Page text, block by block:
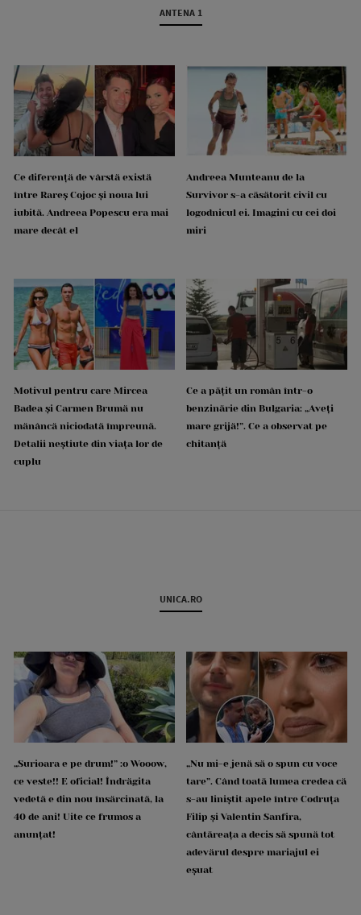
ANTENA 1
Ce diferență de vârstă există
între Rareș Cojoc și noua lui
iubită. Andreea Popescu era mai
mare decât el
Andreea Munteanu de la
Survivor s-a căsătorit civil cu
logodnicul ei. Imagini cu cei doi
miri
Motivul pentru care Mircea
Badea și Carmen Brumă nu
mănâncă niciodată împreună.
Detalii neștiute din viața lor de
cuplu
Ce a pățit un român într-o
benzinărie din Bulgaria: „Aveți
mare grijă!”. Ce a observat pe
chitanță
UNICA.RO
„Surioara e pe drum!” :o Wooow,
ce veste!! E oficial! Îndrăgita
vedetă e din nou însărcinată, la
40 de ani! Uite ce frumos a
anunțat!
„Nu mi-e jenă să o spun cu voce
tare”. Când toată lumea credea că
s-au liniștit apele între Codruța
Filip și Valentin Sanfira,
cântăreața a decis să spună tot
adevărul despre mariajul ei
eșuat